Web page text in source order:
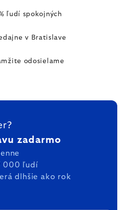
ľudí spokojných
v Bratislave
odosielame
zadarmo
000 ľudí
dlhšie ako rok